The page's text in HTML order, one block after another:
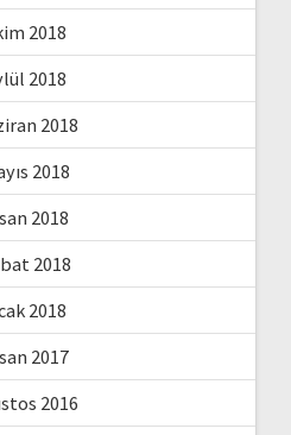
2018
2018
2018
2018
2018
2018
2018
2017
2016